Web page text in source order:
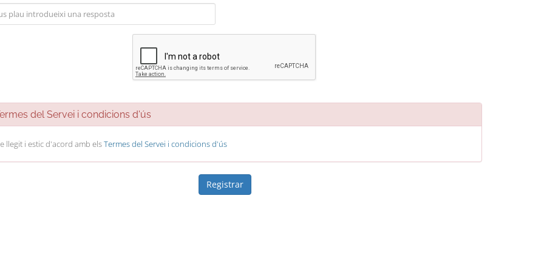
del Servei i condicions d'ús
llegit i estic d'acord amb elsTermes del Servei i condicions d'ús